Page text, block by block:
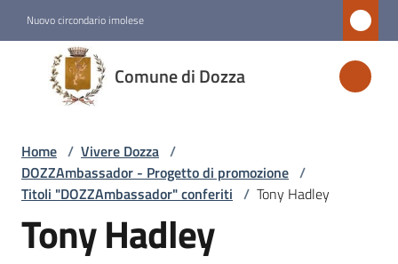
Nuovo circondario imolese
Comune di Dozza
Comune
di
Dozza
Amministrazione
Novità
Home / Vivere Dozza /
DOZZAmbassador - Progetto di promozione /
Titoli "DOZZAmbassador" conferiti / Tony Hadley
Tony Hadley